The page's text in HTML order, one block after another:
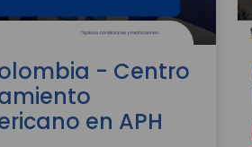
- Centro
en APH